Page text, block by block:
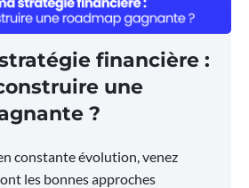
financière :
une
?
constante évolution, venez
les bonnes approches